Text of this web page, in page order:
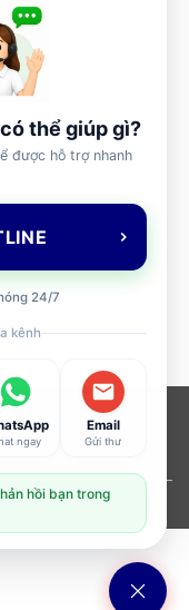
MasterCard
Cash
On
Delivery
Theme
thể giúp gì?
được hỗ trợ nhanh
24/7
kênh
ngay
Email
Gửi thư
hồi bạn trong